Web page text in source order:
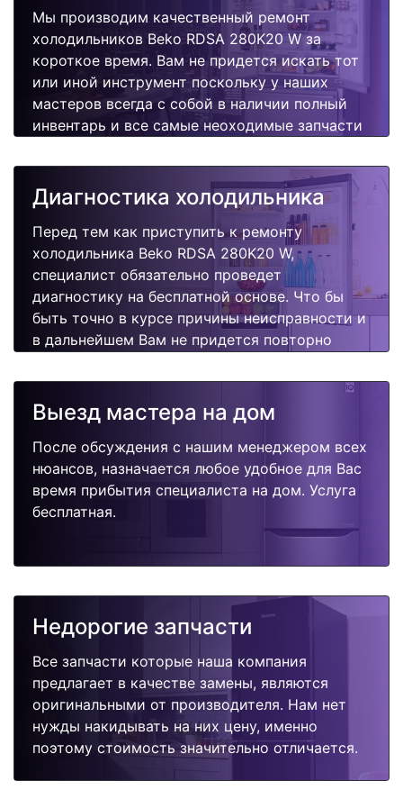
Мы производим качественный ремонт
холодильников Beko RDSA 280K20 W за
короткое время. Вам не придется искать тот
или иной инструмент поскольку у наших
мастеров всегда с собой в наличии полный
инвентарь и все самые неоходимые запчасти
быстро, качественно и недорого.
Диагностика холодильника
Перед тем как приступить к ремонту
холодильника Beko RDSA 280K20 W,
специалист обязательно проведет
диагностику на бесплатной основе. Что бы
быть точно в курсе причины неисправности и
в дальнейшем Вам не придется повторно
поломок.
Выезд мастера на дом
После обсуждения с нашим менеджером всех
нюансов, назначается любое удобное для Вас
время прибытия специалиста на дом. Услуга
бесплатная.
Недорогие запчасти
Все запчасти которые наша компания
предлагает в качестве замены, являются
оригинальными от производителя. Нам нет
нужды накидывать на них цену, именно
поэтому стоимость значительно отличается.